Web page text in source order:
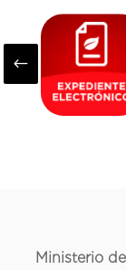
#
Ministerio